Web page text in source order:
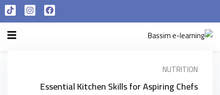
شروط الاستخدام
NUTRITION
Essential Kitchen Skills for Aspiring Chefs
تسجيل الدخول التسجيل الآن